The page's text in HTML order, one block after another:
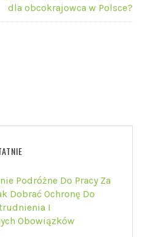
dla obcokrajowca w Polsce?
Podróżne Do Pracy Za
Dobrać Ochronę Do
I
Obowiązków